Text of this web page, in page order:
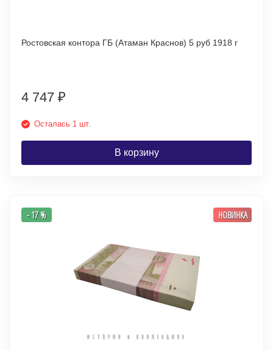
Ростовская контора ГБ (Атаман Краснов) 5 руб 1918 г
4 747 ₽
Осталась 1 шт.
В корзину
- 17 % НОВИНКА